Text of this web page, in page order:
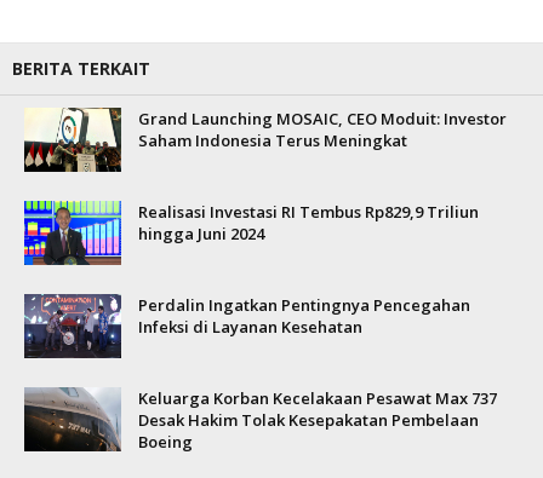
BERITA TERKAIT
Grand Launching MOSAIC, CEO Moduit: Investor
Saham Indonesia Terus Meningkat
Realisasi Investasi RI Tembus Rp829,9 Triliun
hingga Juni 2024
Perdalin Ingatkan Pentingnya Pencegahan
Infeksi di Layanan Kesehatan
Keluarga Korban Kecelakaan Pesawat Max 737
Desak Hakim Tolak Kesepakatan Pembelaan
Boeing